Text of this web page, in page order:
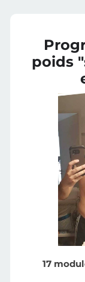
poids
17